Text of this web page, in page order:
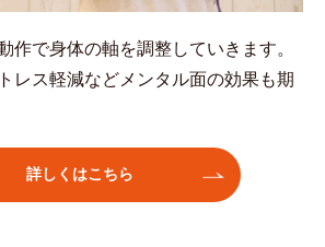
作で身体の軸を調整していきます。
レス軽減などメンタル面の効果も期
詳しくはこちら